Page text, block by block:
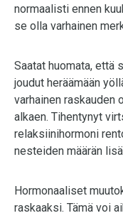
normaalisti ennen
se olla varhainen
Saatat huomata, että
joudut heräämään
varhainen raskauden
alkaen. Tihentynyt
relaksiinihormoni
nesteiden määrän
Hormonaaliset
raskaaksi. Tämä voi